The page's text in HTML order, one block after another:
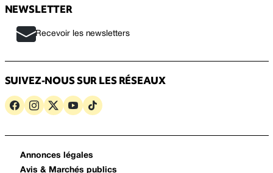
NEWSLETTER
Recevoir les newsletters
SUIVEZ-NOUS SUR LES RÉSEAUX
Annonces légales
Avis & Marchés publics